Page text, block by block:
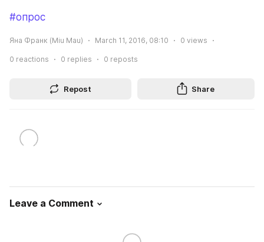
#опрос
Яна Франк (Miu Mau) March 11, 2016, 08:10 0 views
0 reactions 0 replies 0 reposts
Repost Share
Leave a Comment